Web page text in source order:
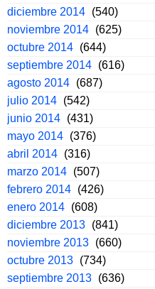
diciembre 2014 (540)
noviembre 2014 (625)
octubre 2014 (644)
septiembre 2014 (616)
agosto 2014 (687)
julio 2014 (542)
junio 2014 (431)
mayo 2014 (376)
abril 2014 (316)
marzo 2014 (507)
febrero 2014 (426)
enero 2014 (608)
diciembre 2013 (841)
noviembre 2013 (660)
octubre 2013 (734)
septiembre 2013 (636)